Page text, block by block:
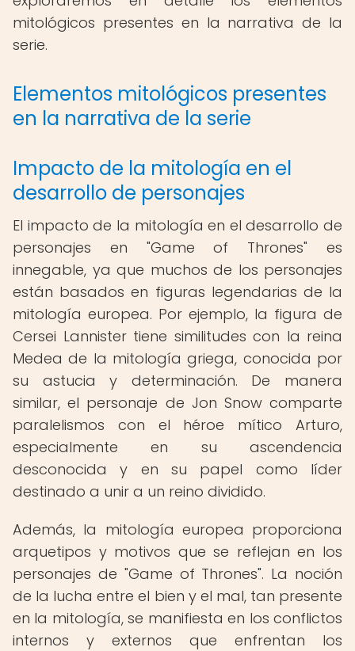
mitológicos presentes en la narrativa de la
serie.
Elementos mitológicos presentes
en la narrativa de la serie
Impacto de la mitología en el
desarrollo de personajes
El impacto de la mitología en el desarrollo de
personajes en "Game of Thrones" es
innegable, ya que muchos de los personajes
están basados en figuras legendarias de la
mitología europea. Por ejemplo, la figura de
Cersei Lannister tiene similitudes con la reina
Medea de la mitología griega, conocida por
su astucia y determinación. De manera
similar, el personaje de Jon Snow comparte
paralelismos con el héroe mítico Arturo,
especialmente en su ascendencia
desconocida y en su papel como líder
destinado a unir a un reino dividido.
Además, la mitología europea proporciona
arquetipos y motivos que se reflejan en los
personajes de "Game of Thrones". La noción
de la lucha entre el bien y el mal, tan presente
en la mitología, se manifiesta en los conflictos
internos y externos que enfrentan los